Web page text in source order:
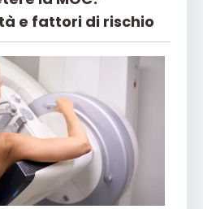
e fattori di rischio